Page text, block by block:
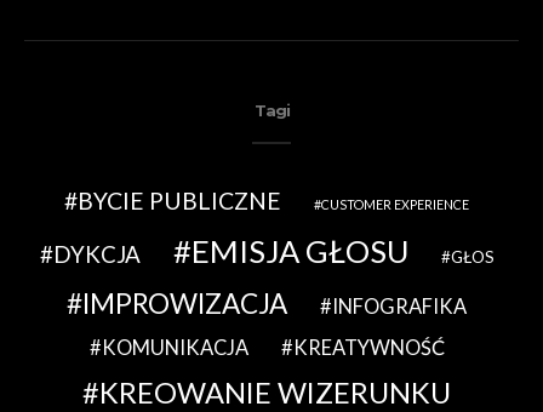
Tagi
BYCIE PUBLICZNE CUSTOMER EXPERIENCE
DYKCJA EMISJA GŁOSU GŁOS
IMPROWIZACJA
INFOGRAFIKA
KOMUNIKACJA
KREATYWNOŚĆ
KREOWANIE WIZERUNKU